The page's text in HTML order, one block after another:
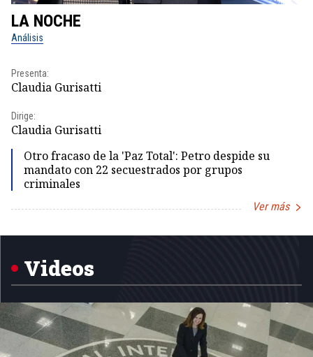
LA NOCHE
Análisis
Presenta:
Claudia Gurisatti
Dirige:
Claudia Gurisatti
Otro fracaso de la 'Paz Total': Petro despide su
mandato con 22 secuestrados por grupos
criminales
Ver más
Videos